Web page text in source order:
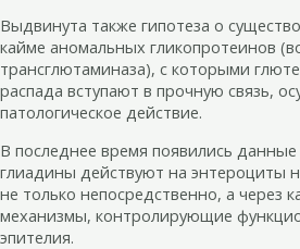
Выдвинута также гипотеза о
кайме аномальных гликопротеинов
трансглютаминаза), с которыми
распада вступают в прочную связь,
патологическое действие.
В последнее время появились данные
глиадины действуют на энтероциты
не только непосредственно, а через
механизмы, контролирующие
эпителия.